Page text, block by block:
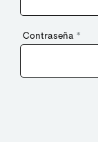
Contraseña *